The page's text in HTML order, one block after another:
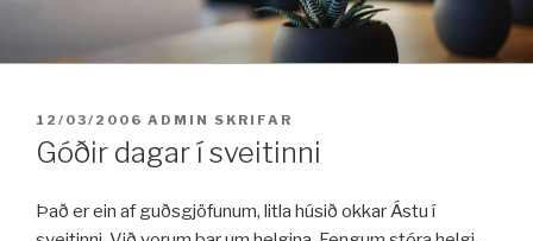
efni
BIRT:
12/03/2006 ADMIN SKRIFAR
Góðir dagar í sveitinni
Það er ein af guðsgjöfunum, litla húsið okkar Ástu í